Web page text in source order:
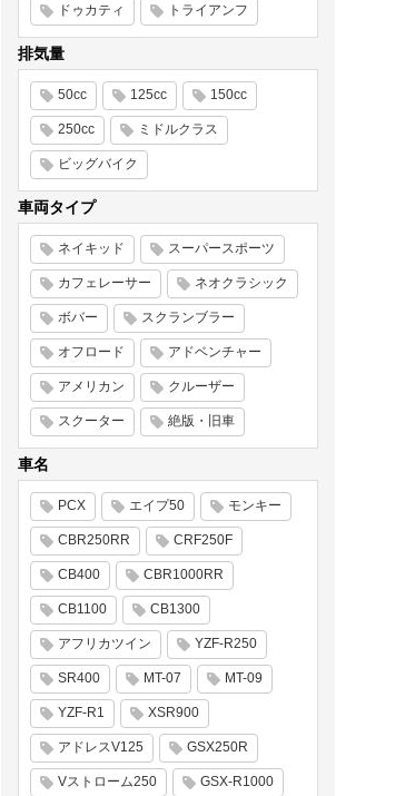
ドゥカティ トライアンフ
排気量
50cc 125cc 150cc
250cc ミドルクラス
ビッグバイク
車両タイプ
ネイキッド スーパースポーツ
カフェレーサー ネオクラシック
ボバー スクランブラー
オフロード アドベンチャー
アメリカン クルーザー
スクーター 絶版・旧車
車名
PCX エイプ50 モンキー
CBR250RR CRF250F
CB400 CBR1000RR
CB1100 CB1300
アフリカツイン YZF-R250
SR400 MT-07 MT-09
YZF-R1 XSR900
アドレスV125 GSX250R
Vストローム250 GSX-R1000